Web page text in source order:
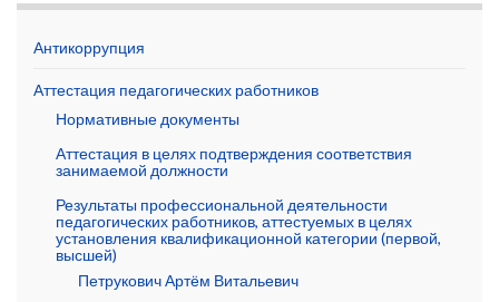
Антикоррупция
Аттестация педагогических работников
Нормативные документы
Аттестация в целях подтверждения соответствия
занимаемой должности
Результаты профессиональной деятельности
педагогических работников, аттестуемых в целях
установления квалификационной категории (первой,
высшей)
Петрукович Артём Витальевич